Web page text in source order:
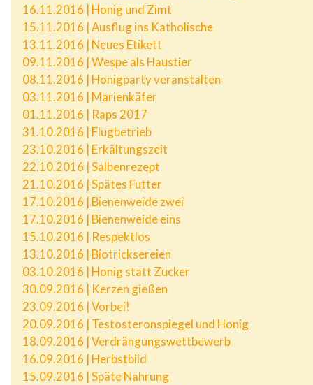
16.11.2016 | Honig und Zimt
15.11.2016 | Ausflug ins Katholische
13.11.2016 | Neues Etikett
09.11.2016 | Wespe als Haustier
08.11.2016 | Honigparty veranstalten
03.11.2016 | Marienkäfer
01.11.2016 | Raps 2017
31.10.2016 | Flugbetrieb
23.10.2016 | Erkältungszeit
22.10.2016 | Salbenrezept
21.10.2016 | Spätes Futter
17.10.2016 | Bienenweide zwei
17.10.2016 | Bienenweide eins
15.10.2016 | Respektlos
13.10.2016 | Biotricksereien
03.10.2016 | Honig statt Zucker
30.09.2016 | Kerzen gießen
23.09.2016 | Vorbei!
20.09.2016 | Testosteronspiegel und Honig
18.09.2016 | Verdrängungswettbewerb
16.09.2016 | Herbstbild
15.09.2016 | Späte Nahrung